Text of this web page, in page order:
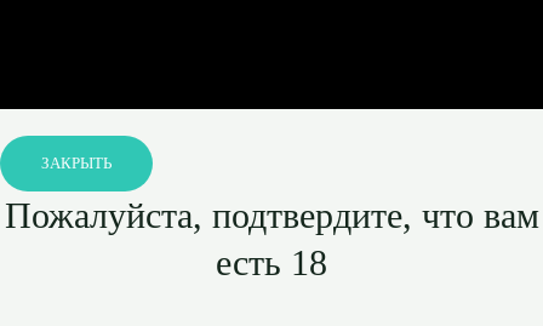
ЗАКРЫТЬ
Пожалуйста, подтвердите, что вам
есть 18